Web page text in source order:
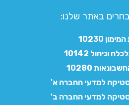
באתר שלנו:​
10230
וניהול 10142
10280
למדעי החברה א'
למדעי החברה ב'